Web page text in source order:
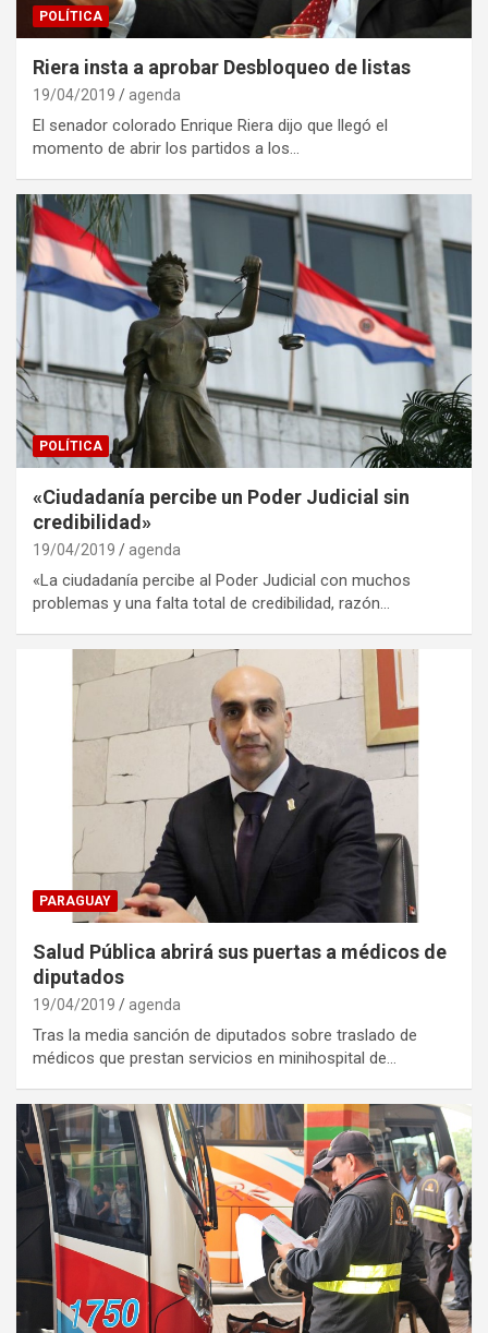
POLÍTICA
Riera insta a aprobar Desbloqueo de listas
19/04/2019 agenda
El senador colorado Enrique Riera dijo que llegó el
momento de abrir los partidos a los…
POLÍTICA
«Ciudadanía percibe un Poder Judicial sin
credibilidad»
19/04/2019 agenda
«La ciudadanía percibe al Poder Judicial con muchos
problemas y una falta total de credibilidad, razón…
PARAGUAY
Salud Pública abrirá sus puertas a médicos de
diputados
19/04/2019 agenda
Tras la media sanción de diputados sobre traslado de
médicos que prestan servicios en minihospital de…